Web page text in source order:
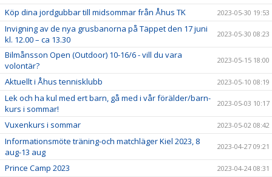
Köp dina jordgubbar till midsommar från Åhus TK 2023-05-30 19:53
Invigning av de nya grusbanorna på Täppet den 17 juni
kl. 12.00 – ca 13.30
2023-05-30 08:23
Bilmånsson Open (Outdoor) 10-16/6 - vill du vara
volontär?
2023-05-15 18:00
Aktuellt i Åhus tennisklubb 2023-05-10 08:19
Lek och ha kul med ert barn, gå med i vår förälder/barn-
kurs i sommar!
2023-05-03 10:17
Vuxenkurs i sommar 2023-05-02 08:42
Informationsmöte träning-och matchläger Kiel 2023, 8
aug-13 aug
2023-04-27 09:21
Prince Camp 2023 2023-04-24 08:31